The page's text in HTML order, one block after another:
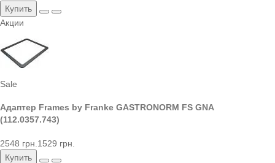
Купить
Акции
Sale
Адаптер Frames by Franke GASTRONORM FS GNA
(112.0357.743)
2548 грн. 1529 грн.
Купить